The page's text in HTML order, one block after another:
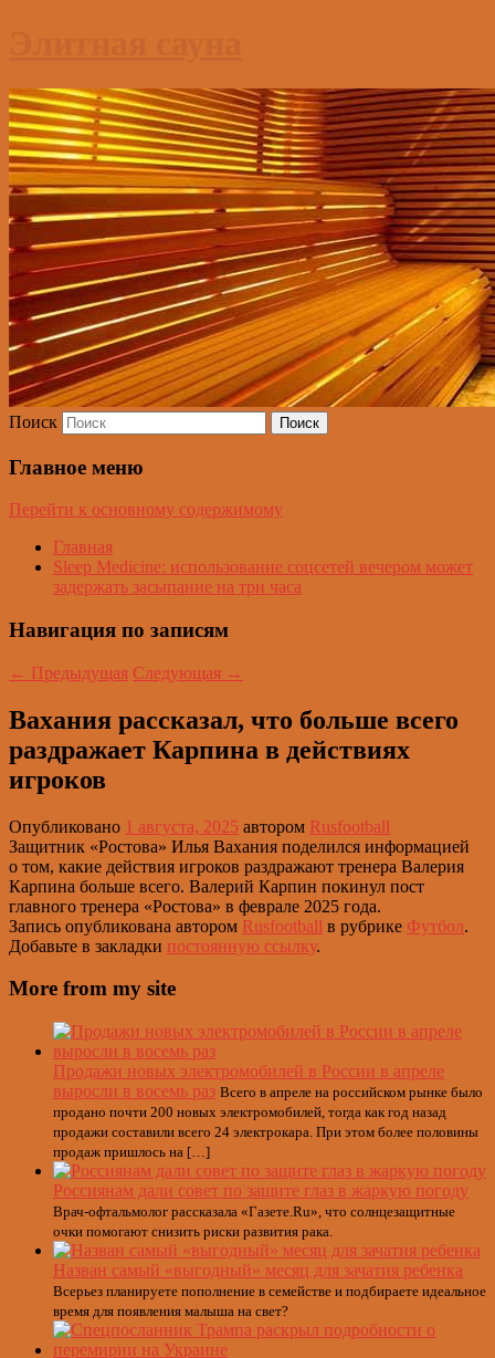
Поиск
Главное меню
Перейти к основному содержимому
Главная
Sleep Medicine: использование соцсетей вечером может
задержать засыпание на три часа
Навигация по записям
← Предыдущая Следующая →
Вахания рассказал, что больше всего
раздражает Карпина в действиях
игроков
Опубликовано 1 августа, 2025 автором Rusfootball
Защитник «Ростова» Илья Вахания поделился информацией
о том, какие действия игроков раздражают тренера Валерия
Карпина больше всего. Валерий Карпин покинул пост
главного тренера «Ростова» в феврале 2025 года.
Запись опубликована автором Rusfootball в рубрике Футбол.
Добавьте в закладки постоянную ссылку.
More from my site
Продажи новых электромобилей в России в апреле
выросли в восемь раз Всего в апреле на российском рынке было
продано почти 200 новых электромобилей, тогда как год назад
продажи составили всего 24 электрокара. При этом более половины
продаж пришлось на […]
Россиянам дали совет по защите глаз в жаркую погоду
Врач-офтальмолог рассказала «Газете.Ru», что солнцезащитные
очки помогают снизить риски развития рака.
Назван самый «выгодный» месяц для зачатия ребенка
Всерьез планируете пополнение в семействе и подбираете идеальное
время для появления малыша на свет?